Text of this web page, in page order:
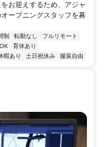
お迎えするため、アジャ
ープニングスタッフを募
制 転勤なし
フルリモート
育休あり
暇あり 土日祝休み 服装自由